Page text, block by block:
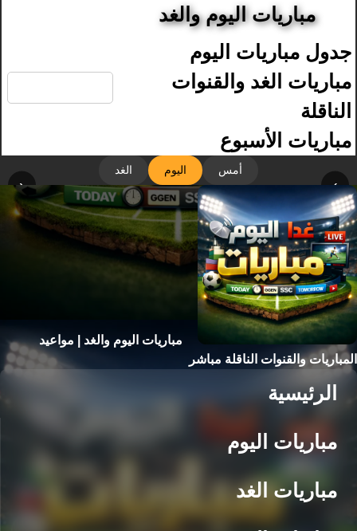
مباريات اليوم والغد
جدول مباريات اليوم
مباريات الغد والقنوات
الناقلة
مباريات الأسبوع
أمس اليوم الغد
‹ ›
مباريات اليوم والغد | مواعيد
المباريات والقنوات الناقلة مباشر
الرئيسية
مباريات اليوم
مباريات الغد